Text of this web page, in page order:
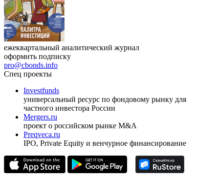
ежеквартальный аналитический журнал
оформить подписку
pro@cbonds.info
Спец проекты
Investfunds
универсальный ресурс по фондовому рынку для
частного инвестора России
Mergers.ru
проект о российском рынке M&A
Preqveca.ru
IPO, Private Equity и венчурное финансирование